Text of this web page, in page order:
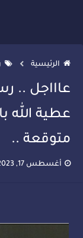
الرئيسية
عاااجل ..
عطية الله
متوقعة ..
أغسطس 17, 2023